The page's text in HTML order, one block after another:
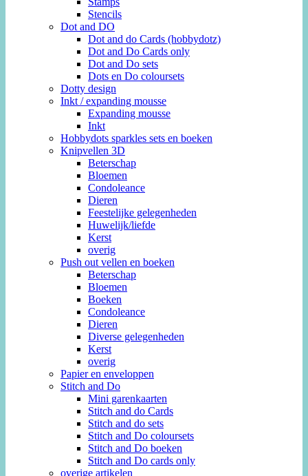
Stencils
Dot and DO
Dot and do Cards (hobbydotz)
Dot and Do Cards only
Dot and Do sets
Dots en Do coloursets
Dotty design
Inkt / expanding mousse
Expanding mousse
Inkt
Hobbydots sparkles sets en boeken
Knipvellen 3D
Beterschap
Bloemen
Condoleance
Dieren
Feestelijke gelegenheden
Huwelijk/liefde
Kerst
overig
Push out vellen en boeken
Beterschap
Bloemen
Boeken
Condoleance
Dieren
Diverse gelegenheden
Kerst
overig
Papier en enveloppen
Stitch and Do
Mini garenkaarten
Stitch and do Cards
Stitch and do sets
Stitch and Do coloursets
Stitch and Do boeken
Stitch and Do cards only
overige artikelen